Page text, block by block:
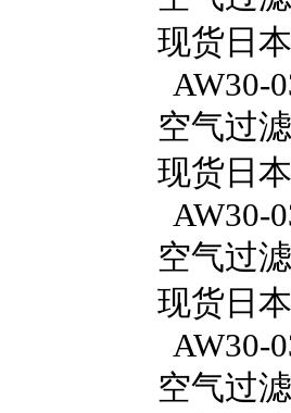
现货日
AW30-
空气过
现货日
AW30-
空气过
现货日
AW30-
空气过